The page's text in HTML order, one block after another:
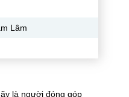
Lâm
là người đóng góp